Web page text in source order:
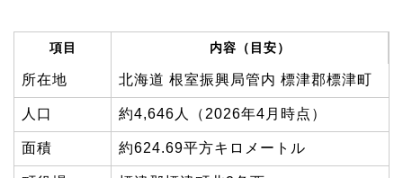
項目 内容（目安）
所在地 北海道 根室振興局管内 標津郡標津町
人口 約4,646人（2026年4月時点）
面積 約624.69平方キロメートル